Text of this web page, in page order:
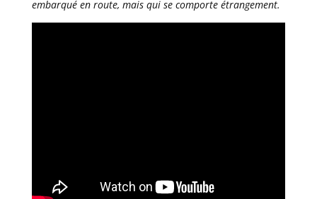
embarqué en route, mais qui se comporte étrangement.